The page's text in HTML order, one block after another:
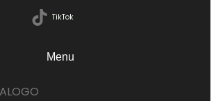
TikTok
Menu